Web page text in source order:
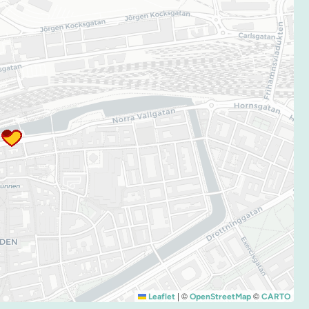
Leaflet | © OpenStreetMap © CARTO